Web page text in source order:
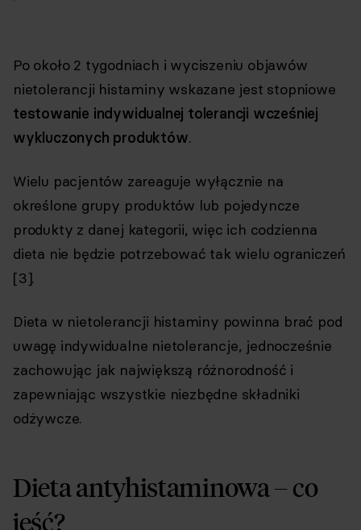
Po około 2 tygodniach i wyciszeniu objawów
nietolerancji histaminy wskazane jest stopniowe
testowanie indywidualnej tolerancji wcześniej
wykluczonych produktów.
Wielu pacjentów zareaguje wyłącznie na
określone grupy produktów lub pojedyncze
produkty z danej kategorii, więc ich codzienna
dieta nie będzie potrzebować tak wielu ograniczeń
[3].
Dieta w nietolerancji histaminy powinna brać pod
uwagę indywidualne nietolerancje, jednocześnie
zachowując jak największą różnorodność i
zapewniając wszystkie niezbędne składniki
odżywcze.
Dieta antyhistaminowa – co
jeść?